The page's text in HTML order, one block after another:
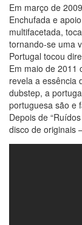
Em março de
Enchufada e
multifacetada,
tornando-se uma
Portugal tocou
Em maio de 2011
revela a essência
dubstep, a
portuguesa são e
Depois de
disco de originais